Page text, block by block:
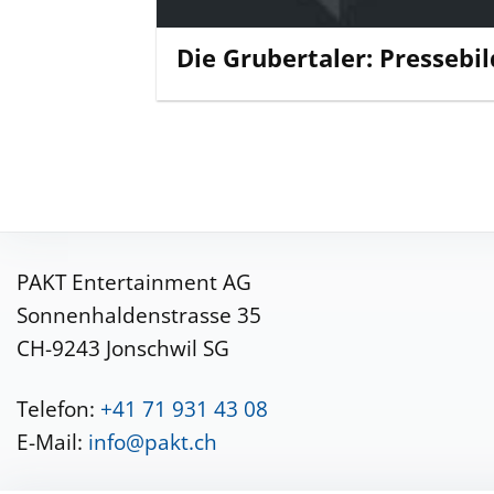
Die Grubertaler:
PAKT Entertainment AG
Sonnenhaldenstrasse 35
CH-9243 Jonschwil SG
Telefon: +41 71 931 43 08
E-Mail: info@pakt.ch